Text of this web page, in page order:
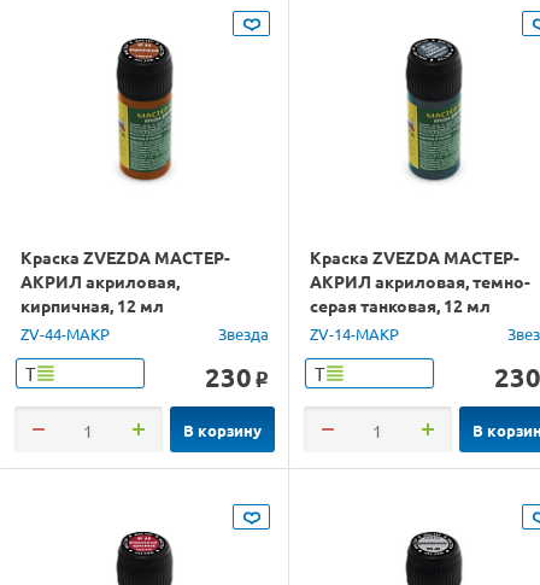
Краска ZVEZDA МАСТЕР-
АКРИЛ акриловая,
кирпичная, 12 мл
ZV-44-МАКР Звезда
Т 230 o
В корзину
Краска ZVEZDA МАСТЕР-
АКРИЛ акриловая, темно-
серая танковая, 12 мл
ZV-14-МАКР
Т 230
В